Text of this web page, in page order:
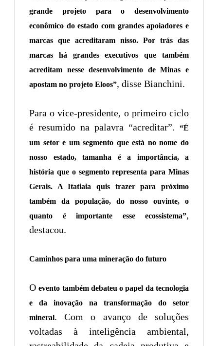
grande projeto para o desenvolvimento
econômico do estado com grandes apoiadores e
marcas que acreditaram nisso. Por trás das
marcas há grandes executivos que também
acreditam nesse desenvolvimento de Minas e
apostam no projeto Eloos”, disse Bianchini.
Para o vice-presidente, o primeiro ciclo
é resumido na palavra “acreditar”.
“É
um setor e um segmento que está no nome do
nosso estado, tamanha é a importância, a
história que o segmento representa para Minas
Gerais. A Itatiaia quis trazer para próximo
também da população, do nosso ouvinte, o
quanto é importante esse ecossistema”,
destacou.
Caminhos para uma mineração do futuro
Oevento também debateu o papel da tecnologia
e da inovação na transformação do setor
mineral. Com o avanço de soluções
voltadas à inteligência ambiental,